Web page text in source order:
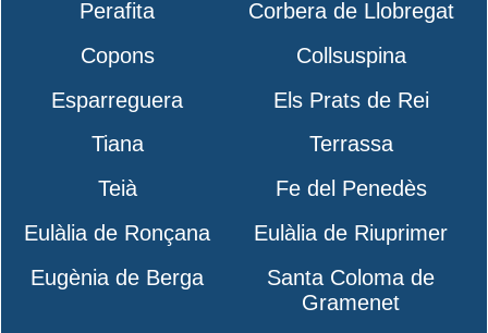
Perafita
Corbera de Llobregat
Copons
Collsuspina
Esparreguera
Els Prats de Rei
Tiana
Terrassa
Teià
Fe del Penedès
Eulàlia de Ronçana
Eulàlia de Riuprimer
Eugènia de Berga
Santa Coloma de
Gramenet